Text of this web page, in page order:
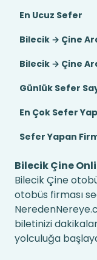
En Ucuz Sefer
Bilecik → Çine
Bilecik → Çine
Günlük Sefer
En Çok Sefer
Sefer Yapan
Bilecik Çine
Bilecik Çine
otobüs firması
biletinizi
yolculuğa